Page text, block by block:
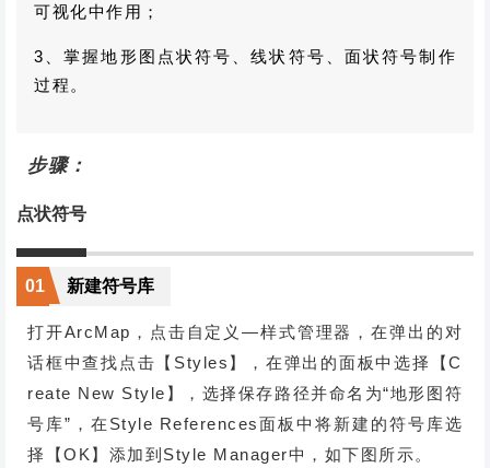
可视化中作用；
3、掌握地形图点状符号、线状符号、面状符号制作
过程。
步骤：
点状符号
01 新建符号库
打开ArcMap，点击自定义—样式管理器，在弹出的对
话框中查找点击【Styles】，在弹出的面板中选择【C
reate New Style】，选择保存路径并命名为“地形图符
号库”，在Style References面板中将新建的符号库选
择【OK】添加到Style Manager中，如下图所示。